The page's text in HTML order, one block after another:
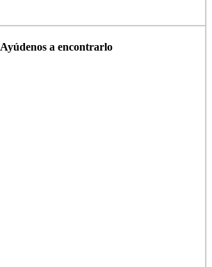
Ayúdenos a encontrarlo